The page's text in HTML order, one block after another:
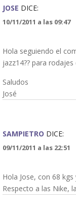
JOSE DICE:
10/11/2011 a las 09:47
Hola seguiendo el
jazz14?? para
Saludos
José
SAMPIETRO DICE:
09/11/2011 a las 22:51
Hola Jose, con 68
Respecto a las Nike,